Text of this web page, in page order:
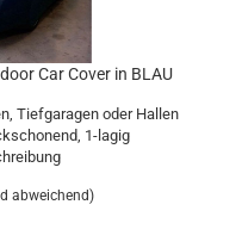
Car Cover in BLAU
Tiefgaragen oder Hallen
1-lagig
abweichend)